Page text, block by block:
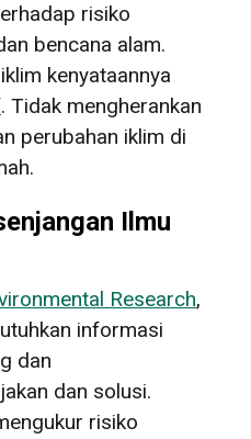
risiko
bencana alam.
kenyataannya
. Tidak mengherankan
perubahan iklim di
Ilmu
Research,
informasi
dan
dan solusi.
risiko